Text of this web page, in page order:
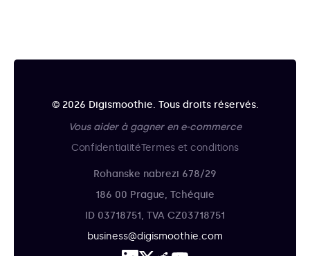
© 2026 Digismoothie. Tous droits réservés.
Vous aider à gagner en e-commerce
ConfidentialitéTermes et conditions
Rohanske nabrezi 678/29
186 00 Prague, Tchéquie
ID 03718751, TVA CZ03718751
business@digismoothie.com